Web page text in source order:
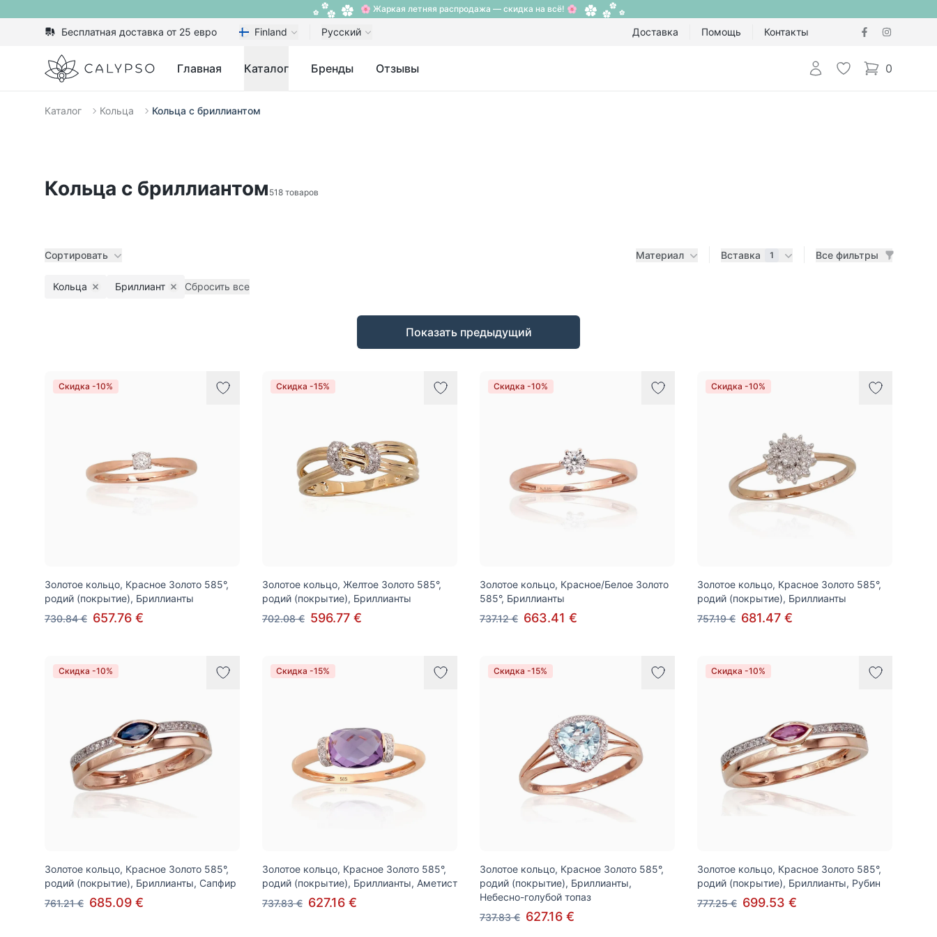
🌸 Жаркая летняя распродажа — скидка на всё! 🌸
Бесплатная доставка от 25 евро Finland Русский Доставка Помощь Контакты
Calypso Главная Каталог Бренды Отзывы Авторизоваться
Избранное
0
items in cart,
Каталог Кольца Кольца с бриллиантом
Кольца с бриллиантом 518 товаров
Сортировать Материал Вставка 1 Все фильтры
Кольца Remove filter
Бриллиант Remove filter
Сбросить все
Показать предыдущий
Скидка -10%
Золотое кольцо, Красное Золото 585°,
родий (покрытие), Бриллианты
730.84 € 657.76 €
Скидка -15%
Золотое кольцо, Желтое Золото 585°,
родий (покрытие), Бриллианты
702.08 € 596.77 €
Скидка -10%
Золотое кольцо, Красное/Белое Золото
585°, Бриллианты
737.12 € 663.41 €
Скидка -10%
Золотое кольцо, Красное Золото 585°,
родий (покрытие), Бриллианты
757.19 € 681.47 €
Скидка -10%
Золотое кольцо, Красное Золото 585°,
родий (покрытие), Бриллианты, Сапфир
761.21 € 685.09 €
Скидка -15%
Золотое кольцо, Красное Золото 585°,
родий (покрытие), Бриллианты, Аметист
737.83 € 627.16 €
Скидка -15%
Золотое кольцо, Красное Золото 585°,
родий (покрытие), Бриллианты,
Небесно-голубой топаз
737.83 € 627.16 €
Скидка -10%
Золотое кольцо, Красное Золото 585°,
родий (покрытие), Бриллианты, Рубин
777.25 € 699.53 €